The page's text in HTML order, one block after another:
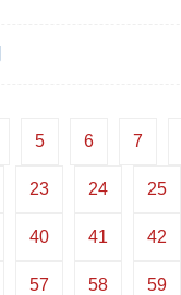
5 6 7
23 24 25
40 41 42
57 58 59